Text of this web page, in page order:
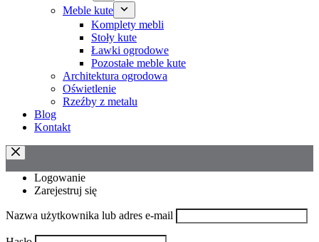
Meble kute
Komplety mebli
Stoły kute
Ławki ogrodowe
Pozostałe meble kute
Architektura ogrodowa
Oświetlenie
Rzeźby z metalu
Blog
Kontakt
Logowanie
Zarejestruj się
Nazwa użytkownika lub adres e-mail